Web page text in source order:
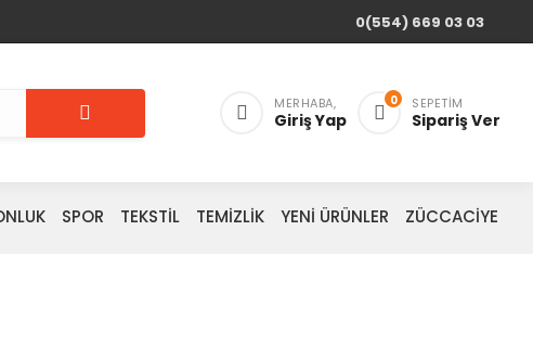
0(554) 669 03 03
MERHABA,
Giriş Yap
0 SEPETIM
Sipariş Ver
SPOR TEKSTİL TEMİZLİK YENİ ÜRÜNLER ZÜCCACİYE